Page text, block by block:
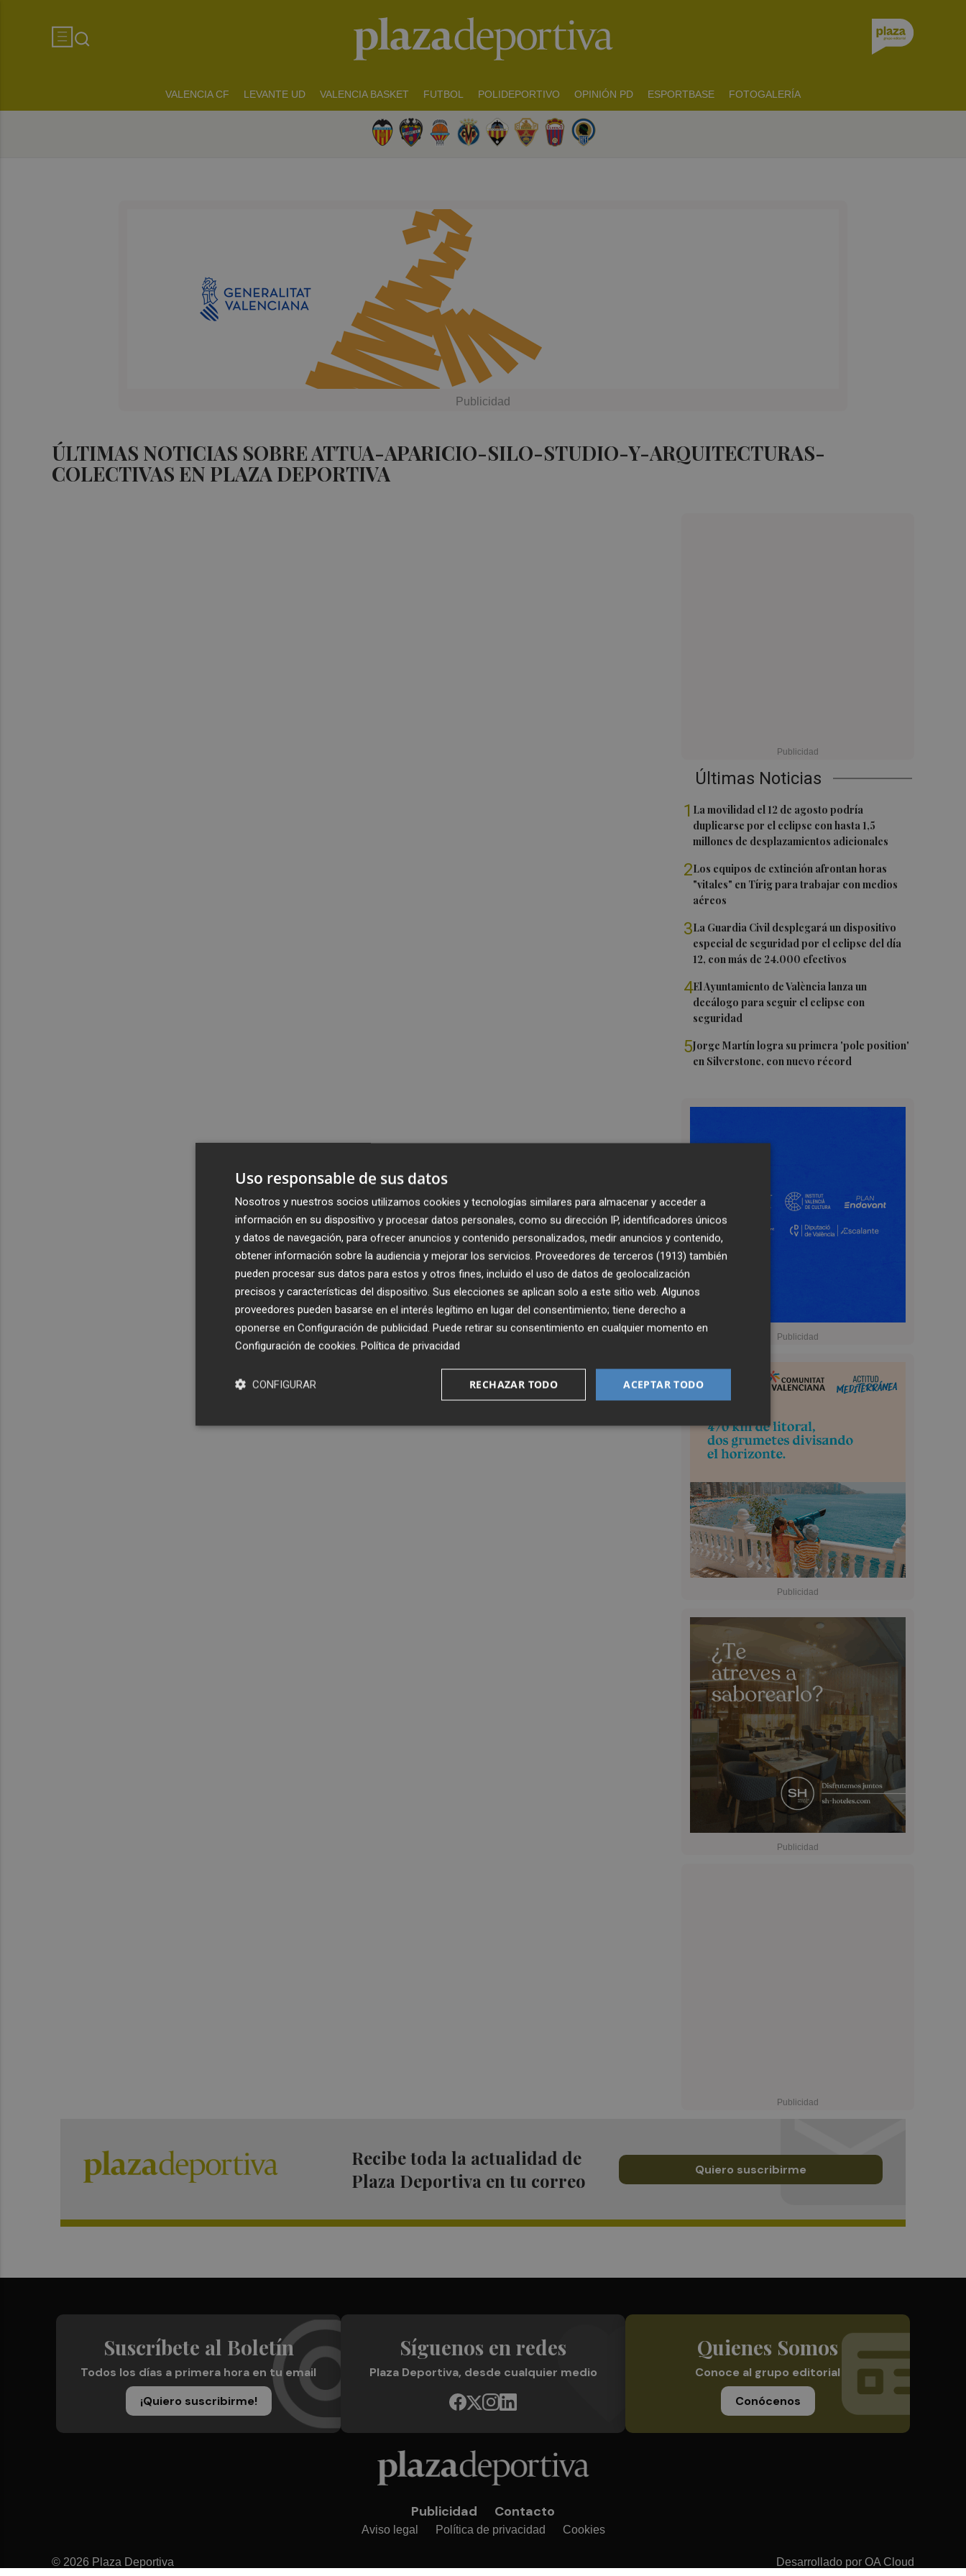
VALENCIA CF LEVANTE UD VALENCIA BASKET FUTBOL POLIDEPORTIVO OPINIÓN PD ESPORTBASE FOTOGALERÍA
ÚLTIMAS NOTICIAS SOBRE ATTUA-APARICIO-SILO-STUDIO-Y-ARQUITECTURAS-
COLECTIVAS EN PLAZA DEPORTIVA
Últimas Noticias
1 La movilidad el 12 de agosto podría
duplicarse por el eclipse con hasta 1,5
millones de desplazamientos adicionales
2Los equipos de extinción afrontan horas
"vitales" en Tírig para trabajar con medios
aéreos
3La Guardia Civil desplegará un dispositivo
especial de seguridad por el eclipse del día
12, con más de 24.000 efectivos
4El Ayuntamiento de València lanza un
decálogo para seguir el eclipse con
seguridad
5Jorge Martín logra su primera 'pole position'
en Silverstone, con nuevo récord
Recibe toda la actualidad de
Plaza Deportiva en tu correo
Quiero suscribirme
Suscríbete al Boletín
Todos los días a primera hora en tu email
¡Quiero suscribirme!
Síguenos en redes
Plaza Deportiva, desde cualquier medio
Quienes Somos
Conoce al grupo editorial
Conócenos
Publicidad Contacto
Aviso legal Política de privacidad Cookies
© 2026 Plaza Deportiva Desarrollado por OA Cloud
Uso responsable de sus datos
Nosotros y nuestros socios utilizamos cookies y tecnologías similares para almacenar y acceder a
información en su dispositivo y procesar datos personales, como su dirección IP, identificadores únicos
y datos de navegación, para ofrecer anuncios y contenido personalizados, medir anuncios y contenido,
obtener información sobre la audiencia y mejorar los servicios. Proveedores de terceros (1913) también
pueden procesar sus datos para estos y otros fines, incluido el uso de datos de geolocalización
precisos y características del dispositivo. Sus elecciones se aplican solo a este sitio web. Algunos
proveedores pueden basarse en el interés legítimo en lugar del consentimiento; tiene derecho a
oponerse en Configuración de publicidad. Puede retirar su consentimiento en cualquier momento en
Configuración de cookies. Política de privacidad
ACEPTAR TODO
RECHAZAR TODO
CONFIGURAR